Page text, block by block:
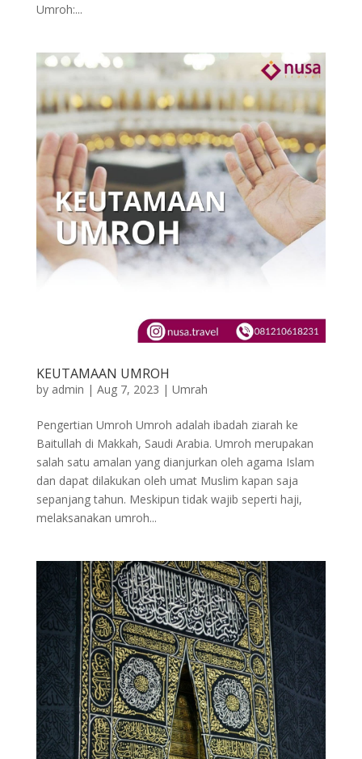
Umroh:...
KEUTAMAAN UMROH
by admin | Aug 7, 2023 | Umrah
Pengertian Umroh Umroh adalah ibadah ziarah ke
Baitullah di Makkah, Saudi Arabia. Umroh merupakan
salah satu amalan yang dianjurkan oleh agama Islam
dan dapat dilakukan oleh umat Muslim kapan saja
sepanjang tahun. Meskipun tidak wajib seperti haji,
melaksanakan umroh...